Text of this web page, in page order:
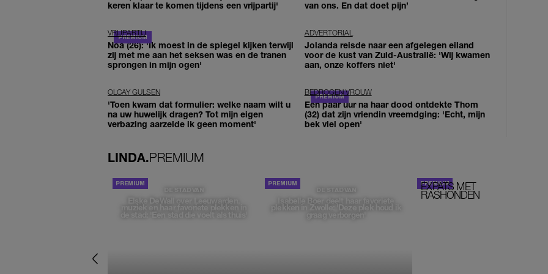
keren klaar te komen tijdens een vrijpartij'
van ons. En dat doet pijn’
VRIJPARTIJ
Noa (26): 'Ik moest in de spiegel kijken terwijl
zij met me aan het seksen was en de tranen
sprongen in mijn ogen'
ADVERTORIAL
Jolanda reisde naar een afgelegen eiland
voor de kust van Zuid-Australië: 'Wij kwamen
aan, onze koffers niet'
OLCAY GULSEN
'Toen kwam dat formulier: welke naam wilt u
na uw huwelijk dragen? Tot mijn eigen
verbazing aarzelde ik geen moment'
BEDROGEN VROUW
Een paar uur na haar dood ontdekte Thom
(32) dat zijn vriendin vreemdging: 'Echt, mijn
bek viel open'
LINDA.PREMIUM
DE STAD VAN
Elske DeWall over Leeuwarden,
muziek en haar favoriete plekken in
de stad: 'Een stad die voelt als thuis'
DE STAD VAN
Isabelle Boer deelt haar favoriete
plekken in Zwolle: 'Deze plek houd ik
graag verborgen'
EXPATS MET
RASHONDEN